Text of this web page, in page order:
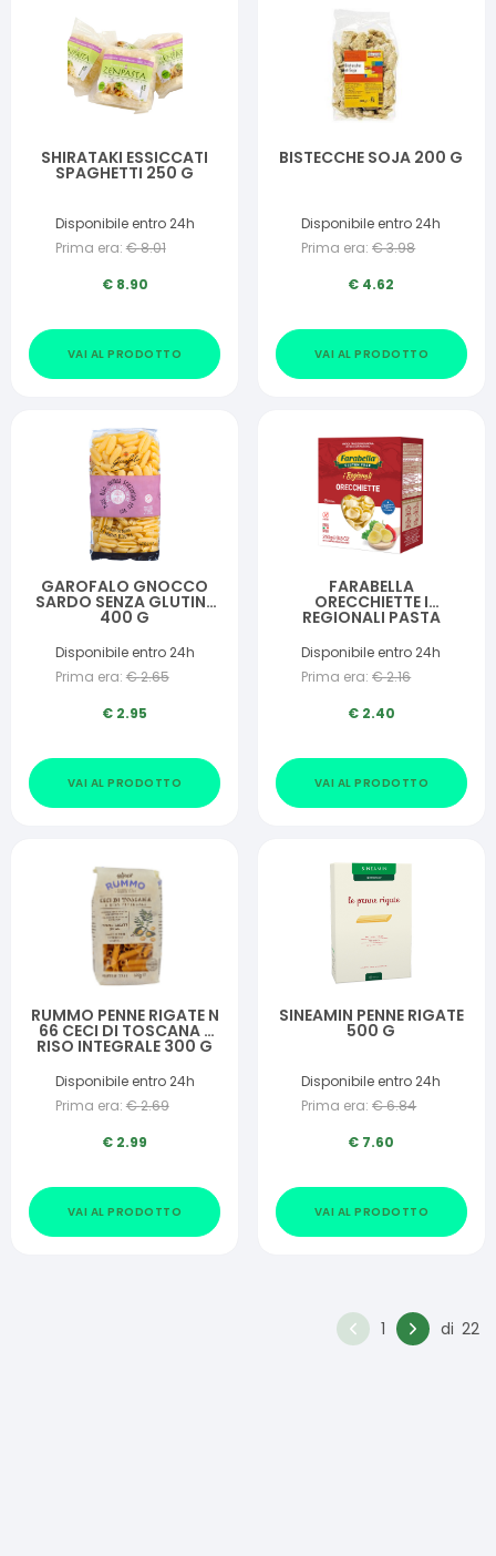
SHIRATAKI ESSICCATI
SPAGHETTI 250 G
Disponibile entro 24h
Prima era: €8.01
€ 8.90
VAI AL PRODOTTO
BISTECCHE SOJA 200 G
Disponibile entro 24h
Prima era: €3.98
€ 4.62
VAI AL PRODOTTO
GAROFALO GNOCCO
SARDO SENZA GLUTINE
400 G
Disponibile entro 24h
Prima era: €2.65
€ 2.95
VAI AL PRODOTTO
FARABELLA
ORECCHIETTE I
REGIONALI PASTA
250 G
Disponibile entro 24h
Prima era: €2.16
€ 2.40
VAI AL PRODOTTO
RUMMO PENNE RIGATE N
66 CECI DI TOSCANA E
RISO INTEGRALE 300 G
Disponibile entro 24h
Prima era: €2.69
€ 2.99
VAI AL PRODOTTO
SINEAMIN PENNE RIGATE
500 G
Disponibile entro 24h
Prima era: €6.84
€ 7.60
VAI AL PRODOTTO
1 di 22